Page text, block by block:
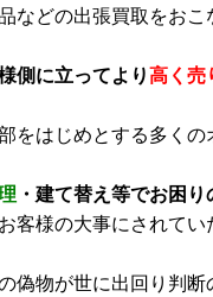
などの出張買取をおこ
側に立ってより高く売
をはじめとする多く
・建て替え等でお困
お客様の大事にされてい
偽物が世に出回り判